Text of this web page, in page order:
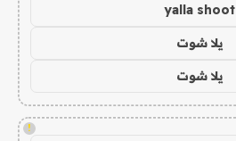
yalla shoot
يلا شوت
يلا شوت
!